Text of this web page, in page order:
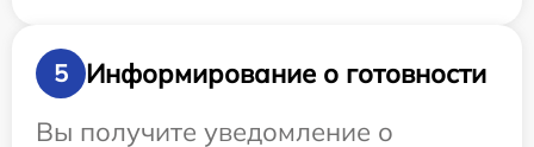
5
Информирование о готовности
Вы получите уведомление о